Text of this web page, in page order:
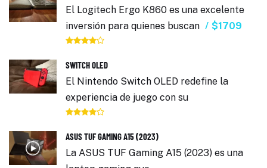
El Logitech Ergo K860 es una excelente
inversión para quienes buscan
$1709
SWITCH OLED
El Nintendo Switch OLED redefine la
experiencia de juego con su
ASUS TUF GAMING A15 (2023)
La ASUS TUF Gaming A15 (2023) es una